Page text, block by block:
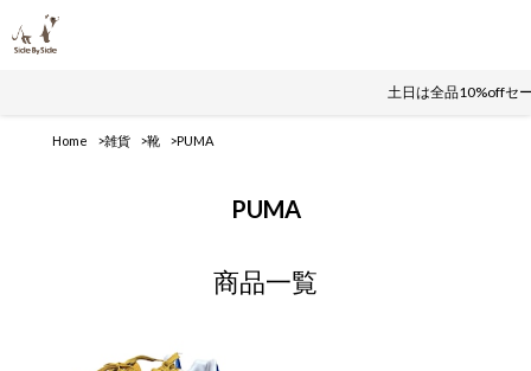
土日は全品10%offセ
Home 雑貨 靴 PUMA
PUMA
商品一覧